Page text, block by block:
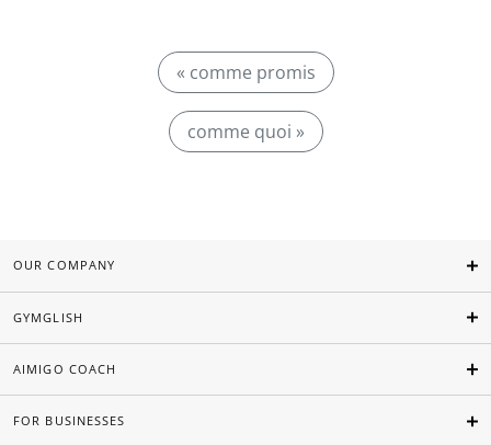
« comme promis
comme quoi »
OUR COMPANY
GYMGLISH
AIMIGO COACH
FOR BUSINESSES